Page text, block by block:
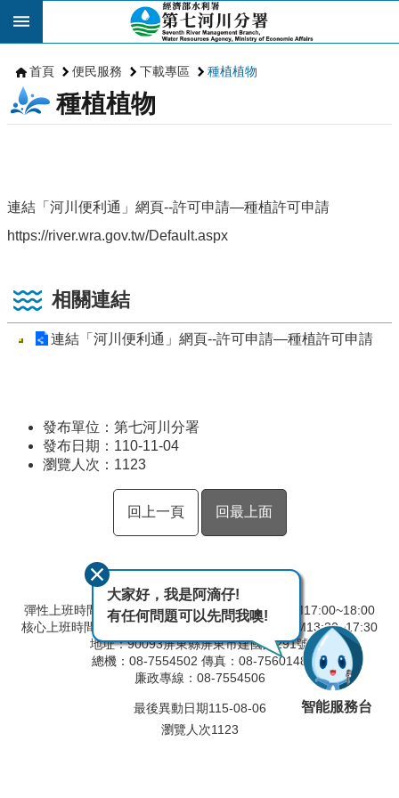
跳到主要內容區塊
首頁 便民服務 下載專區 種植植物
種植植物
連結「河川便利通」網頁--許可申請—種植許可申請
https://river.wra.gov.tw/Default.aspx
相關連結
連結「河川便利通」網頁--許可申請—種植許可申請
發布單位：第七河川分署
發布日期：110-11-04
瀏覽人次： 1123
回上一頁 回最上面
彈性上班時間：AM8:00~09:00 彈性下班時間：PM17:00~18:00
核心上班時間：星期一 ~ 星期五 AM8:30~12:30 PM13:30~17:30
地址：90093屏東縣屏東市建國路291號
總機：08-7554502 傳真：08-7560148
廉政專線：08-7554506
最後異動日期115-08-06
瀏覽人次1123
大家好，我是阿滴仔!
有任何問題可以先問我噢!
智能服務台